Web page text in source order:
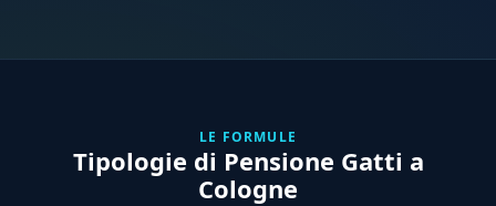
LE FORMULE
Tipologie di Pensione Gatti a
Cologne